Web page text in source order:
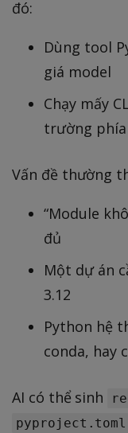
đó:
Dùng tool
giá model
Chạy mấy
trường phía
Vấn đề thường
“Module
đủ
Một dự án
3.12
Python hệ
conda, hay
AI có thể sinh
pyproject.toml